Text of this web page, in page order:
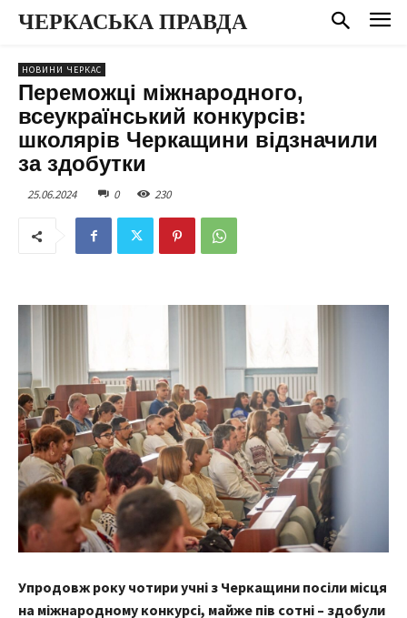
ЧЕРКАСЬКА ПРАВДА
НОВИНИ ЧЕРКАС
Переможці міжнародного,
всеукраїнський конкурсів:
школярів Черкащини відзначили
за здобутки
25.06.2024 0 230
Упродовж року чотири учні з Черкащини посіли місця
на міжнародному конкурсі, майже пів сотні – здобули